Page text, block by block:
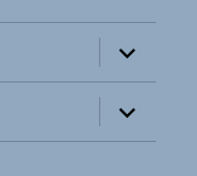
öffnen
öffnen